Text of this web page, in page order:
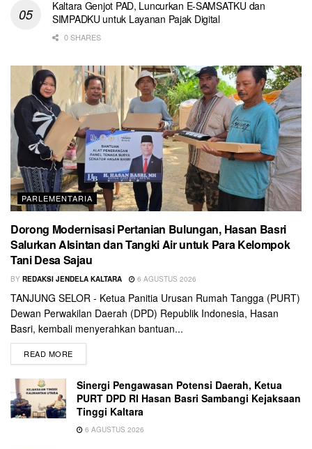
Kaltara Genjot PAD, Luncurkan E-SAMSATKU dan
SIMPADKU untuk Layanan Pajak Digital
0 SHARES
PARLEMENTARIA
Dorong Modernisasi Pertanian Bulungan, Hasan Basri
Salurkan Alsintan dan Tangki Air untuk Para Kelompok
Tani Desa Sajau
BY REDAKSI JENDELA KALTARA 6 AGUSTUS 2026
TANJUNG SELOR - Ketua Panitia Urusan Rumah Tangga (PURT)
Dewan Perwakilan Daerah (DPD) Republik Indonesia, Hasan
Basri, kembali menyerahkan bantuan...
READ MORE
Sinergi Pengawasan Potensi Daerah, Ketua
PURT DPD RI Hasan Basri Sambangi Kejaksaan
Tinggi Kaltara
6 AGUSTUS 2026